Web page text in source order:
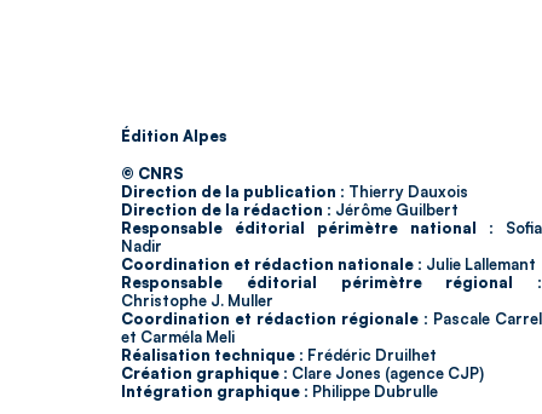
Édition Alpes
© CNRS
Direction de la publication : Thierry Dauxois
Direction de la rédaction : Jérôme Guilbert
Responsable éditorial périmètre national : Sofia
Nadir
Coordination et rédaction nationale : Julie Lallemant
Responsable éditorial périmètre régional :
Christophe J. Muller
Coordination et rédaction régionale : Pascale Carrel
et Carméla Meli
Réalisation technique : Frédéric Druilhet
Création graphique : Clare Jones (agence CJP)
Intégration graphique : Philippe Dubrulle